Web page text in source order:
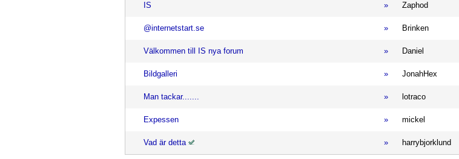
IS » Zaphod
@internetstart.se » Brinken
Välkommen till IS nya forum » Daniel
Bildgalleri » JonahHex
Man tackar....... » lotraco
Expessen » mickel
Vad är detta » harrybjorklund